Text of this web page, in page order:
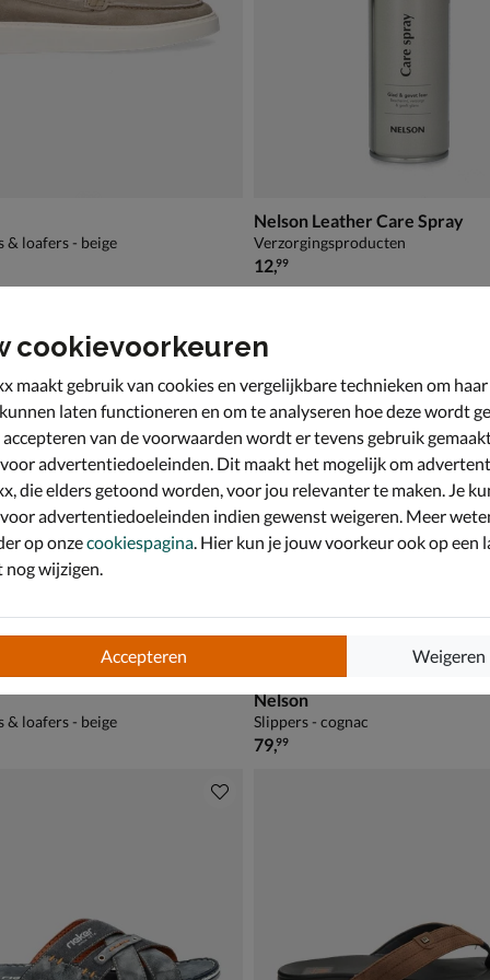
& loafers - beige
Nelson Leather Care Spray
Verzorgingsproducten
€ 12,99
12,99
& loafers - beige
Nelson
Slippers - cognac
€ 79,99
79,99
cookievoorkeuren
maakt gebruik van cookies en vergelijkbare technieken om
laten functioneren en om te analyseren hoe deze wordt
van de voorwaarden wordt er tevens gebruik
advertentiedoeleinden. Dit maakt het mogelijk om
die elders getoond worden, voor jou relevanter te maken. Je
advertentiedoeleinden indien gewenst weigeren. Meer
op onzecookiespagina . Hier kun je jouw voorkeur ook op een
wijzigen.
Accepteren Weigeren